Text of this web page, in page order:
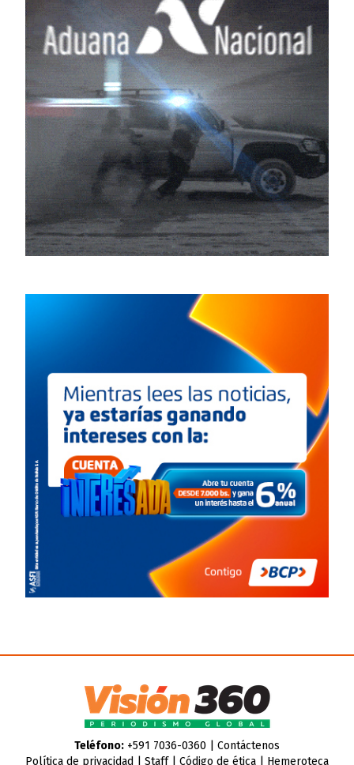
Teléfono:+591 7036-0360 | Contáctenos
Política de privacidad
Staff| Código de ética| Hemeroteca